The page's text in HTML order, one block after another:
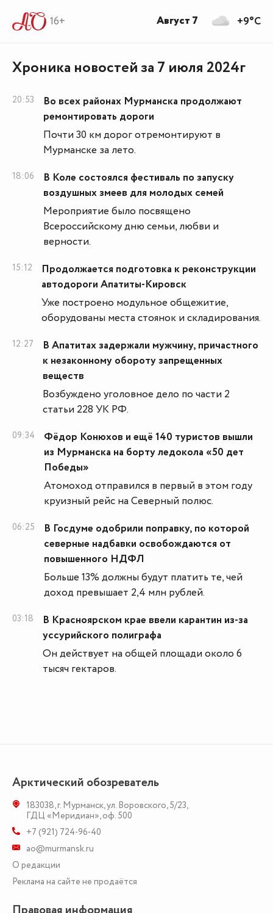
16+
Хроника новостей за 7 июля 2024г
20:53
Во всех районах Мурманска продолжают
ремонтировать дороги
Почти 30 км дорог отремонтируют в
Мурманске за лето.
18:06
В Коле состоялся фестиваль по запуску
воздушных змеев для молодых семей
Мероприятие было посвящено
Всероссийскому дню семьи, любви и
верности.
15:12
Продолжается подготовка к реконструкции
автодороги Апатиты-Кировск
Уже построено модульное общежитие,
оборудованы места стоянок и складирования.
12:27
В Апатитах задержали мужчину, причастного
к незаконному обороту запрещенных
веществ
Возбуждено уголовное дело по части 2
статьи 228 УК РФ.
09:34
Фёдор Конюхов и ещё 140 туристов вышли
из Мурманска на борту ледокола «50 дет
Победы»
Атомоход отправился в первый в этом году
круизный рейс на Северный полюс.
06:25
В Госдуме одобрили поправку, по которой
северные надбавки освобождаются от
повышенного НДФЛ
Больше 13% должны будут платить те, чей
доход превышает 2,4 млн рублей.
03:18
В Красноярском крае ввели карантин из-за
уссурийского полиграфа
Он действует на общей площади около 6
тысяч гектаров.
Арктический обозреватель
183038,г. Мурманск,ул. Воровского, 5/23,
ГДЦ «Меридиан», оф. 500
+7 (921) 724-96-40
ao@murmansk.ru
О редакции
Реклама на сайте не продаётся
+9°C
Август 7